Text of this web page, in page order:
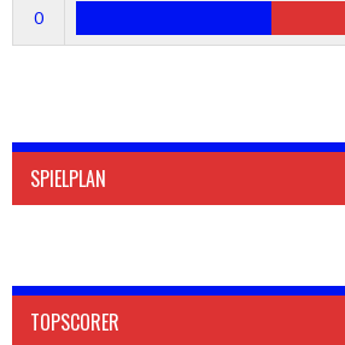
0
SPIELPLAN
TOPSCORER